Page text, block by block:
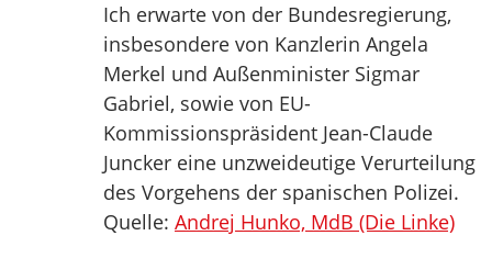
Ich erwarte von der Bundesregierung,
insbesondere von Kanzlerin Angela
Merkel und Außenminister Sigmar
Gabriel, sowie von EU-
Kommissionspräsident Jean-Claude
Juncker eine unzweideutige Verurteilung
des Vorgehens der spanischen Polizei.
Quelle: Andrej Hunko, MdB (Die Linke)